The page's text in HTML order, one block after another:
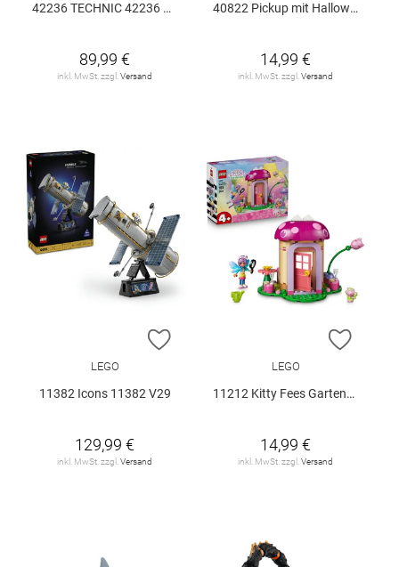
42236 TECHNIC 42236 V29
89,99 €
inkl. MwSt. zzgl. Versand
40822 Pickup mit Halloweenkürbis V29
14,99 €
inkl. MwSt. zzgl. Versand
ZUR WUNSCHLISTE HINZUFÜGEN
LEGO
11382 Icons 11382 V29
129,99 €
inkl. MwSt. zzgl. Versand
ZUR
LEGO
11212 Kitty Fees Gartenhaus V29
14,99 €
inkl. MwSt. zzgl. Versand